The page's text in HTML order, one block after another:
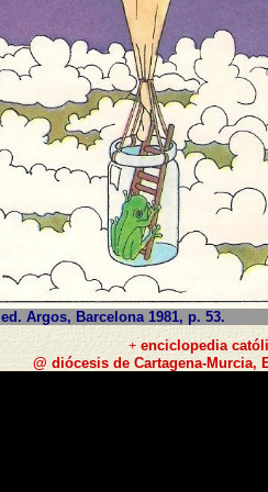
ed. Argos, Barcelona 1981, p. 53.
+enciclopedia
@ diócesis de Cartagena-Murcia,